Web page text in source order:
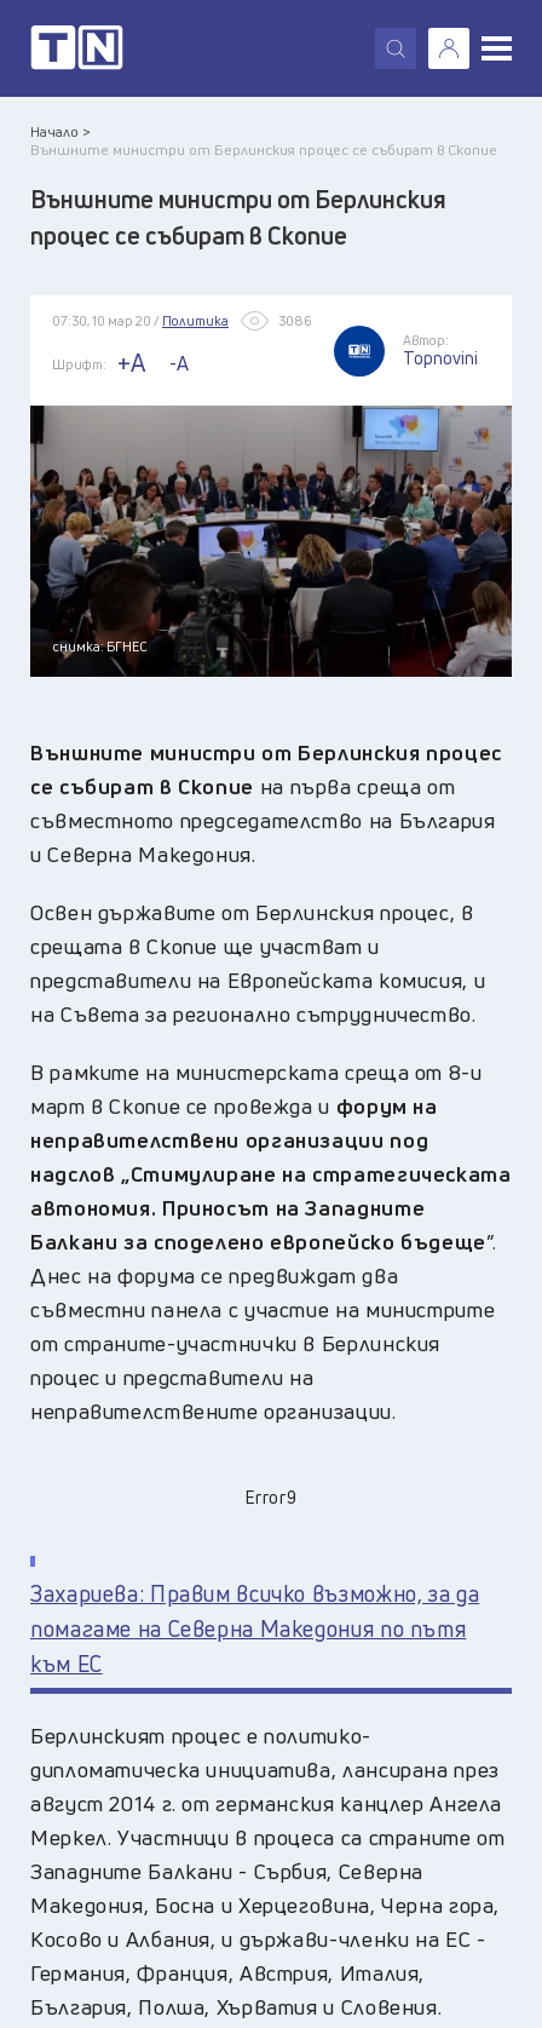
X
Начало >
Външните министри от Берлинския процес се събират в Скопие
Външните министри от Берлинския
процес се събират в Скопие
07:30, 10 мар 20 / Политика 3086
Шрифт: +A -A
Автор:
Topnovini
снимка: БГНЕС
Външните министри от Берлинския процес
се събират в Скопие на първа среща от
съвместното председателство на България
и Северна Македония.
Освен държавите от Берлинския процес, в
срещата в Скопие ще участват и
представители на Европейската комисия, и
на Съвета за регионално сътрудничество.
В рамките на министерската среща от 8-и
март в Скопие се провежда и форум на
неправителствени организации под
надслов „Стимулиране на стратегическата
автономия. Приносът на Западните
Балкани за споделено европейско бъдеще”.
Днес на форума се предвиждат два
съвместни панела с участие на министрите
от страните-участнички в Берлинския
процес и представители на
неправителствените организации.
Error9
Захариева: Правим всичко възможно, за да
помагаме на Северна Македония по пътя
към ЕС
Берлинският процес е политико-
дипломатическа инициатива, лансирана през
август 2014 г. от германския канцлер Ангела
Меркел. Участници в процеса са страните от
Западните Балкани - Сърбия, Северна
Македония, Босна и Херцеговина, Черна гора,
Косово и Албания, и държави-членки на ЕС -
Германия, Франция, Австрия, Италия,
България, Полша, Хърватия и Словения.